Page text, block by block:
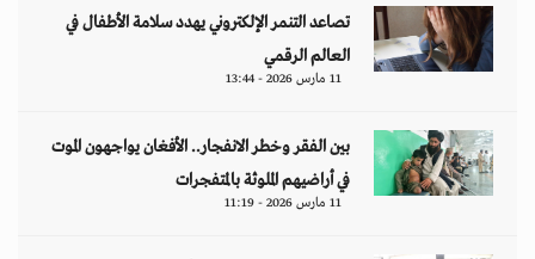
تصاعد التنمر الإلكتروني يهدد سلامة الأطفال في
العالم الرقمي
11 مارس 2026 - 13:44
بين الفقر وخطر الانفجار.. الأفغان يواجهون الموت
في أراضيهم الملوثة بالمتفجرات
11 مارس 2026 - 11:19